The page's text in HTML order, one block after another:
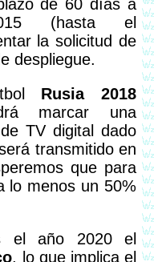
de 60 días a
(hasta el
la solicitud de
despliegue.
Rusia 2018
marcar una
TV digital dado
transmitido en
que para
lo menos un 50%
, lo que implica el